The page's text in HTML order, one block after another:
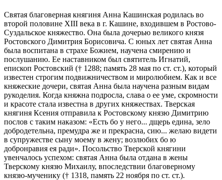
Святая благоверная княгиня Анна Кашинская родилась во
второй половине ХIII века в г. Кашине, входившем в Ростово-
Суздальское княжество. Она была дочерью великого князя
Ростовского Димитрия Борисовича. С юных лет святая Анна
была воспитана в страхе Божием, научена смирению и
послушанию. Ее наставником был святитель Игнатий,
епископ Ростовский († 1288; память 28 мая по ст. ст.), который
известен строгим подвижничеством и миролюбием. Как и все
княжеские дочери, святая Анна была научена разным видам
рукоделия. Когда княжна подросла, слава о ее уме, скромности
и красоте стала известна в других княжествах. Тверская
княгиня Ксения отправила к Ростовскому князю Димитрию
послов с таким наказом: «Есть бо у него... дщерь едина, зело
добродетельна, премудра же и прекрасна, сию... желаю видети
в супружестве сыну моему в жену; возлюбих бо ю
добронравия ея ради». Посольство Тверской княгини
увенчалось успехом: святая Анна была отдана в жены
Тверскому князю Михаилу, впоследствии благоверному
князю-мученику († 1318, память 22 ноября по ст. ст.).